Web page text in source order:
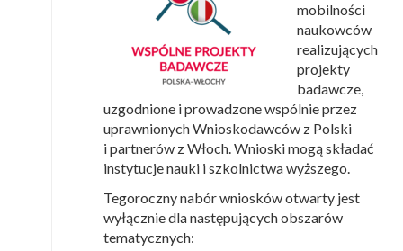
mobilności
naukowców
realizujących
projekty
badawcze,
uzgodnione i prowadzone wspólnie przez
uprawnionych Wnioskodawców z Polski
i partnerów z Włoch. Wnioski mogą składać
instytucje nauki i szkolnictwa wyższego.
Tegoroczny nabór wniosków otwarty jest
wyłącznie dla następujących obszarów
tematycznych: